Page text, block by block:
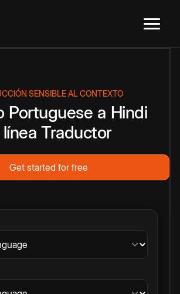
SENSIBLE AL CONTEXTO
Portuguese a Hindi
línea Traductor
Get started for free